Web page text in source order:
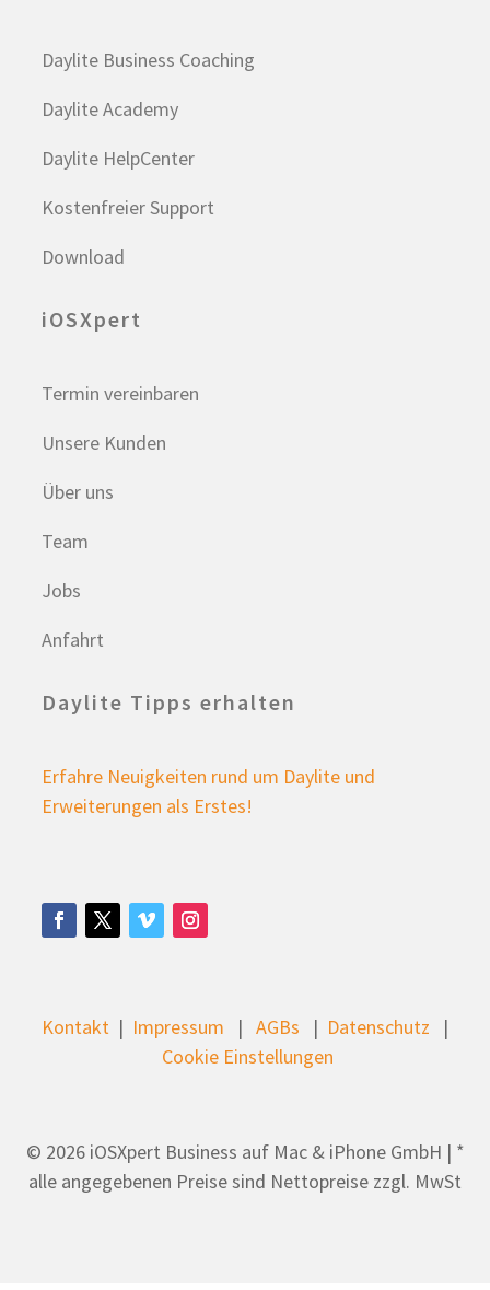
Daylite Business Coaching
Daylite Academy
Daylite HelpCenter
Kostenfreier Support
Download
iOSXpert
Termin vereinbaren
Unsere Kunden
Über uns
Team
Jobs
Anfahrt
Daylite Tipps erhalten
Erfahre Neuigkeiten rund um Daylite und
Erweiterungen als Erstes!
Kontakt | Impressum | AGBs | Datenschutz |
Cookie Einstellungen
© 2026 iOSXpert Business auf Mac & iPhone GmbH | *
alle angegebenen Preise sind Nettopreise zzgl. MwSt